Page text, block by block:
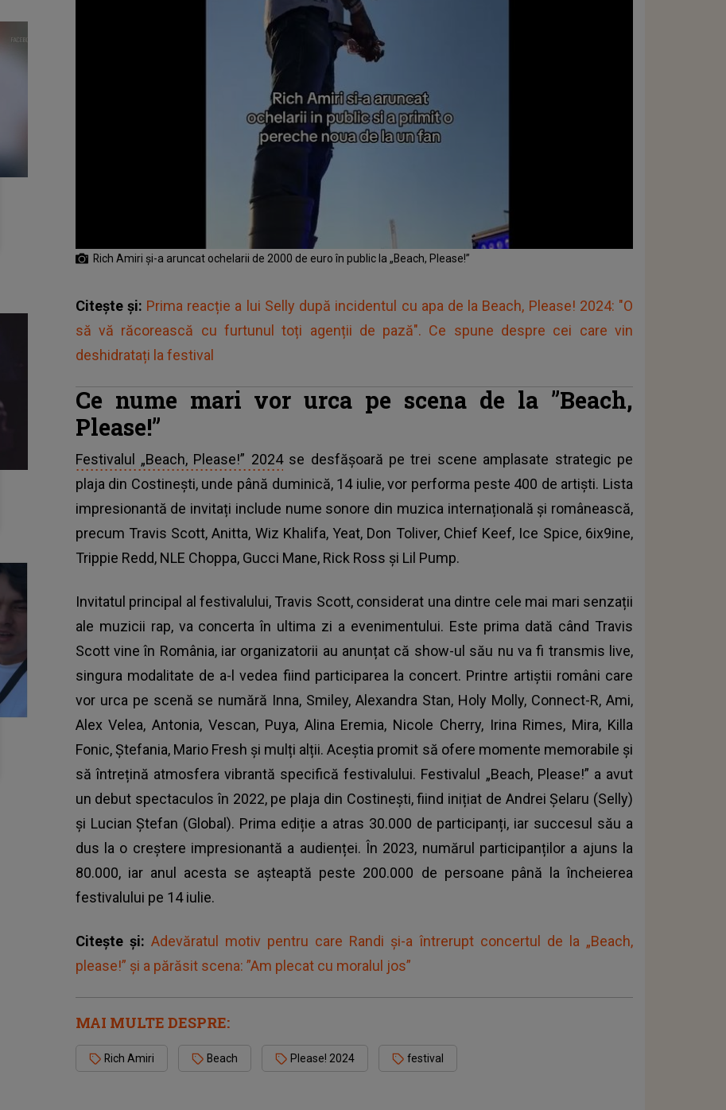
Rich Amiri și-a aruncat ochelarii de 2000 de euro în public la „Beach, Please!”
Citește și: Prima reacție a lui Selly după incidentul cu apa de la Beach, Please! 2024: "O
să vă răcorească cu furtunul toți agenții de pază". Ce spune despre cei care vin
deshidratați la festival
Ce nume mari vor urca pe scena de la ”Beach,
Please!”
Festivalul „Beach, Please!” 2024se desfășoară pe trei scene amplasate strategic pe
plaja din Costinești, unde până duminică, 14 iulie, vor performa peste 400 de artiști. Lista
impresionantă de invitați include nume sonore din muzica internațională și românească,
precum Travis Scott, Anitta, Wiz Khalifa, Yeat, Don Toliver, Chief Keef, Ice Spice, 6ix9ine,
Trippie Redd, NLE Choppa, Gucci Mane, Rick Ross și Lil Pump.
Invitatul principal al festivalului, Travis Scott, considerat una dintre cele mai mari senzații
ale muzicii rap, va concerta în ultima zi a evenimentului. Este prima dată când Travis
Scott vine în România, iar organizatorii au anunțat că show-ul său nu va fi transmis live,
singura modalitate de a-l vedea fiind participarea la concert. Printre artiștii români care
vor urca pe scenă se numără Inna, Smiley, Alexandra Stan, Holy Molly, Connect-R, Ami,
Alex Velea, Antonia, Vescan, Puya, Alina Eremia, Nicole Cherry, Irina Rimes, Mira, Killa
Fonic, Ștefania, Mario Fresh și mulți alții.Aceștia promit să ofere momente memorabile și
să întrețină atmosfera vibrantă specifică festivalului. Festivalul „Beach, Please!” a avut
un debut spectaculos în 2022, pe plaja din Costinești, fiind inițiat de Andrei Șelaru (Selly)
și Lucian Ștefan (Global). Prima ediție a atras 30.000 de participanți, iar succesul său a
dus la o creștere impresionantă a audienței. În 2023, numărul participanților a ajuns la
80.000, iar anul acesta se așteaptă peste 200.000 de persoane până la încheierea
festivalului pe 14 iulie.
Citește și: Adevăratul motiv pentru care Randi și-a întrerupt concertul de la „Beach,
please!” și a părăsit scena: ”Am plecat cu moralul jos”
MAI MULTE DESPRE:
Rich Amiri Beach Please! 2024 festival